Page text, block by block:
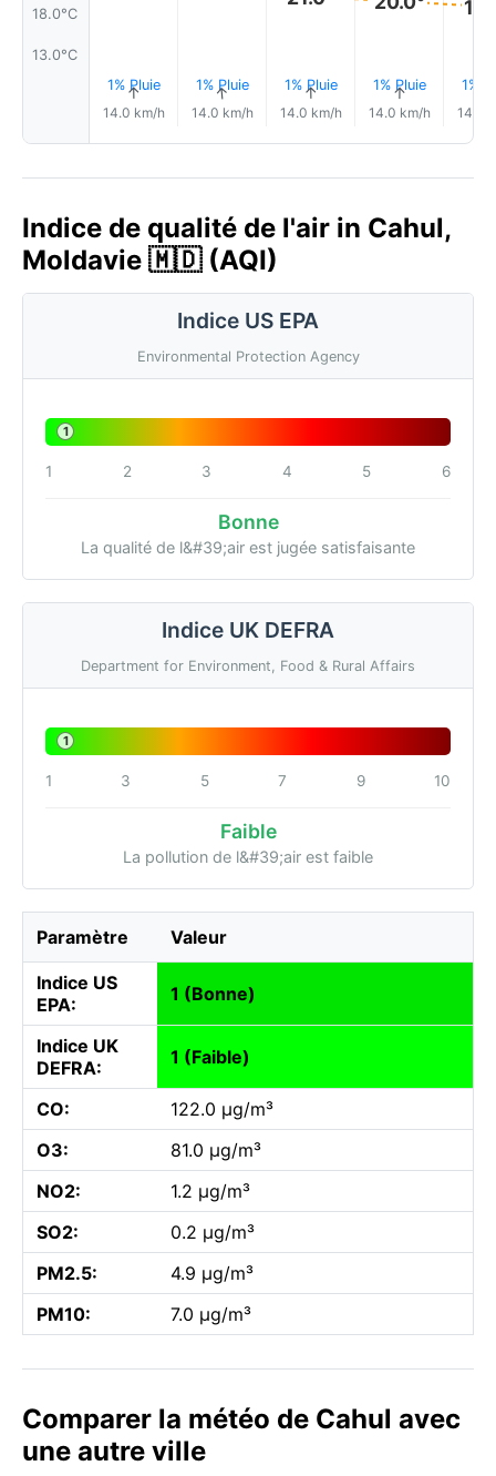
18.0°C
13.0°C
1% Pluie
↑
14.0 km/h
1% Pluie
↑
14.0 km/h
1% Pluie
↑
14.0 km/h
1% Pluie
↑
14.0 km/h
1%
14.0
Indice de qualité de l'air in Cahul,
Moldavie 🇲🇩 (AQI)
Indice US EPA
Environmental Protection Agency
1
1 2 3 4 5 6
Bonne
La qualité de l&#39;air est jugée satisfaisante
Indice UK DEFRA
Department for Environment, Food & Rural Affairs
1
1 3 5 7 9 10
Faible
La pollution de l&#39;air est faible
Paramètre Valeur
Indice US
EPA:
1 (Bonne)
Indice UK
DEFRA:
1 (Faible)
CO:
122.0 µg/m³
O3:
81.0 µg/m³
NO2:
1.2 µg/m³
SO2:
0.2 µg/m³
PM2.5:
4.9 µg/m³
PM10:
7.0 µg/m³
Comparer la météo de Cahul avec
une autre ville